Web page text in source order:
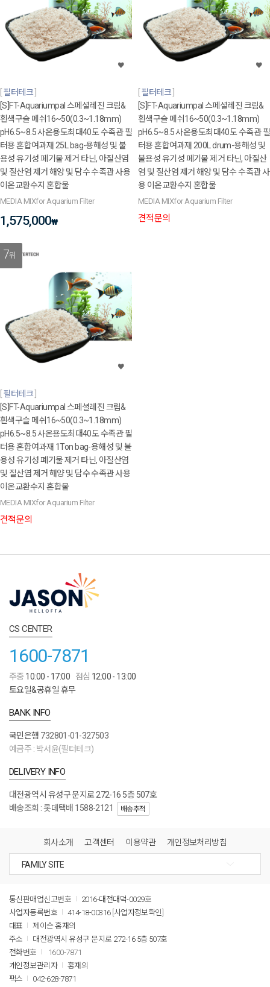
필터테크
[S]FT-Aquariumpal 스페셜레진 크림&
흰색구슬 메쉬16~50(0.3~1.18mm)
pH6.5~8.5 사온용도최대40도 수족관 필
터용 혼합여과재 25L bag-용해성 및 불
용성 유기성 폐기물 제거 타닌, 아질산염
및 질산염 제거 해양 및 담수 수족관 사용
이온교환수지 혼합물
MEDIA MIXfor Aquarium Filter
1,575,000₩
필터테크
[S]FT-Aquariumpal 스페셜레진 크림&
흰색구슬 메쉬16~50(0.3~1.18mm)
pH6.5~8.5 사온용도최대40도 수족관 필
터용 혼합여과재 200L drum-용해성 및
불용성 유기성 폐기물 제거 타닌, 아질산
염 및 질산염 제거 해양 및 담수 수족관 사
용 이온교환수지 혼합물
MEDIA MIXfor Aquarium Filter
견적문의
7위
필터테크
[S]FT-Aquariumpal 스페셜레진 크림&
흰색구슬 메쉬16~50(0.3~1.18mm)
pH6.5~8.5 사온용도최대40도 수족관 필
터용 혼합여과재 1Ton bag-용해성 및 불
용성 유기성 폐기물 제거 타닌, 아질산염
및 질산염 제거 해양 및 담수 수족관 사용
이온교환수지 혼합물
MEDIA MIXfor Aquarium Filter
견적문의
CS CENTER
1600-7871
주중 10:00 - 17:00 점심 12:00 - 13:00
토요일&공휴일 휴무
BANK INFO
국민은행 732801-01-327503
예금주 : 박서윤(필터테크)
DELIVERY INFO
대전광역시 유성구 문지로 272-16 5층 507호
배송조회 : 롯데택배 1588-2121
배송추적
회사소개 고객센터 이용약관 개인정보처리방침
통신판매업신고번호
2016-대전대덕-0029호
사업자등록번호
414-18-00316 [사업자정보확인]
대표
제이슨 홍재의
주소
대전광역시 유성구 문지로 272-16 5층 507호
전화번호
1600-7871
개인정보관리자
홍재의
팩스
042-628-7871